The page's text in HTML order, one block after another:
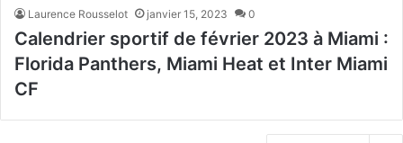
Laurence Rousselot janvier 15, 2023 0
Calendrier sportif de février 2023 à Miami :
Florida Panthers, Miami Heat et Inter Miami
CF